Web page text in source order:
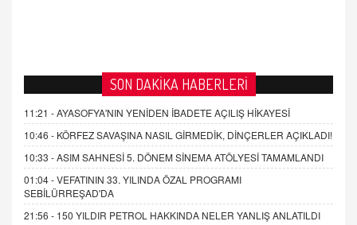
SON DAKİKA HABERLERİ
11:21 -AYASOFYA'NIN YENİDEN İBADETE AÇILIŞ HİKAYESİ
10:46 - KÖRFEZ SAVAŞINA NASIL GİRMEDİK, DİNÇERLER AÇIKLADI!
10:33 -ASIM SAHNESİ 5. DÖNEM SİNEMA ATÖLYESİ TAMAMLANDI
01:04 -VEFATININ 33. YILINDA ÖZAL PROGRAMI
SEBİLÜRREŞAD'DA
21:56 - 150 YILDIR PETROL HAKKINDA NELER YANLIŞ ANLATILDI